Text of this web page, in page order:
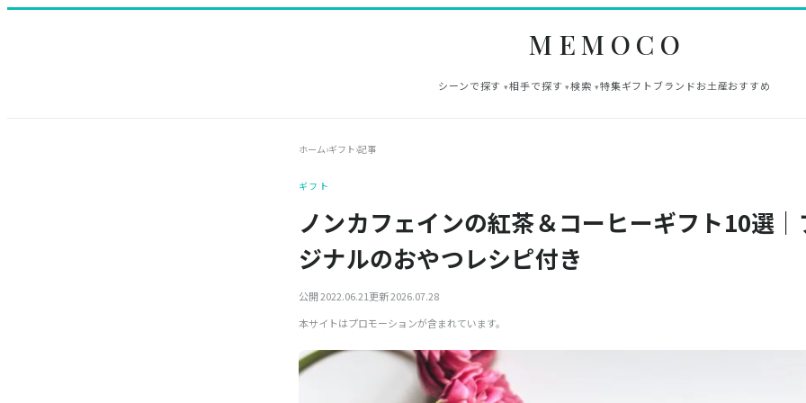
MEMOCO
シーンで探す 相手で探す 検索 特集ギフトブランドお土産おすすめ
ホーム›ギフト›記事
ギフト
ノンカフェインの紅茶＆コーヒーギフト10選
ジナルのおやつレシピ付き
公開 2022.06.21更新 2026.07.28
本サイトはプロモーションが含まれています。